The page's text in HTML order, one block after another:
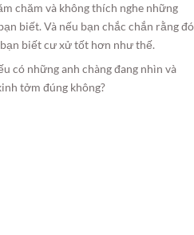
chăm và không thích nghe những
biết. Và nếu bạn chắc chắn rằng đó
biết cư xử tốt hơn như thế.
có những anh chàng đang nhìn và
tởm đúng không?